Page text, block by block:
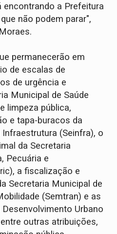
a Prefeitura
não podem parar",
permanecerão em
de escalas de
de urgência e
Municipal de Saúde
limpeza pública,
e tapa-buracos da
(Seinfra), o
da Secretaria
Pecuária e
a fiscalização e
Secretaria Municipal de
(Semtran) e as
Urbano
outras atribuições,